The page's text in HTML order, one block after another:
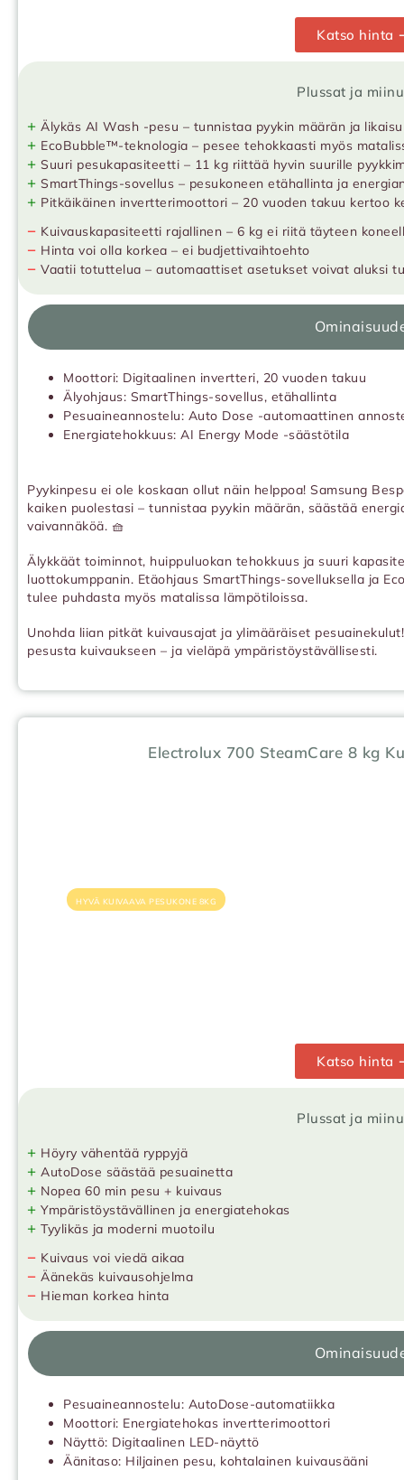
Katso hinta
Plussat ja
+ Älykäs AI Wash -pesu – tunnistaa pyykin määrän ja
+ EcoBubble™-teknologia – pesee tehokkaasti myös
+ Suuri pesukapasiteetti – 11 kg riittää hyvin suurille
+ SmartThings-sovellus – pesukoneen etähallinta ja
+ Pitkäikäinen invertterimoottori – 20 vuoden takuu kertoo
− Kuivauskapasiteetti rajallinen – 6 kg ei riitä täyteen
− Hinta voi olla korkea – ei budjettivaihtoehto
− Vaatii totuttelua – automaattiset asetukset voivat aluksi
Moottori: Digitaalinen invertteri, 20 vuoden takuu
Älyohjaus: SmartThings-sovellus, etähallinta
Pesuaineannostelu: Auto Dose -automaattinen
Energiatehokkuus: AI Energy Mode -säästötila
Pyykinpesu ei ole koskaan ollut näin helppoa! Samsung
kaiken puolestasi – tunnistaa pyykin määrän, säästää
vaivannäköä. 🧺
Älykkäät toiminnot, huippuluokan tehokkuus ja suuri
luottokumppanin. Etäohjaus SmartThings-sovelluksella ja
tulee puhdasta myös matalissa lämpötiloissa.
Unohda liian pitkät kuivausajat ja ylimääräiset
pesusta kuivaukseen – ja vieläpä ympäristöystävällisesti.
Electrolux 700 SteamCare 8 kg
HYVÄ KUIVAAVA PESUKONE 8KG
Katso hinta
Plussat ja
+ Höyry vähentää ryppyjä
+ AutoDose säästää pesuainetta
+ Nopea 60 min pesu + kuivaus
+ Ympäristöystävällinen ja energiatehokas
+ Tyylikäs ja moderni muotoilu
− Kuivaus voi viedä aikaa
− Äänekäs kuivausohjelma
− Hieman korkea hinta
Pesuaineannostelu: AutoDose-automatiikka
Moottori: Energiatehokas invertterimoottori
Näyttö: Digitaalinen LED-näyttö
Äänitaso: Hiljainen pesu, kohtalainen kuivausääni